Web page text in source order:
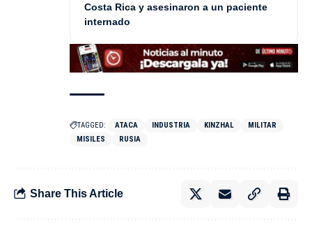
Costa Rica y asesinaron a un paciente
internado
TAGGED: ATACA INDUSTRIA KINZHAL
MILITAR
MISILES
RUSIA
Share This Article